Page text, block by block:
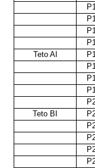
Teto AI
Teto BI